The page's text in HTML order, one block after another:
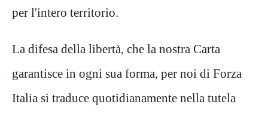
per l'intero territorio.
​La difesa della libertà, che la nostra Carta
garantisce in ogni sua forma, per noi di Forza
Italia si traduce quotidianamente nella tutela